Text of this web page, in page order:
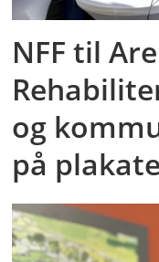
NFF til
og
på